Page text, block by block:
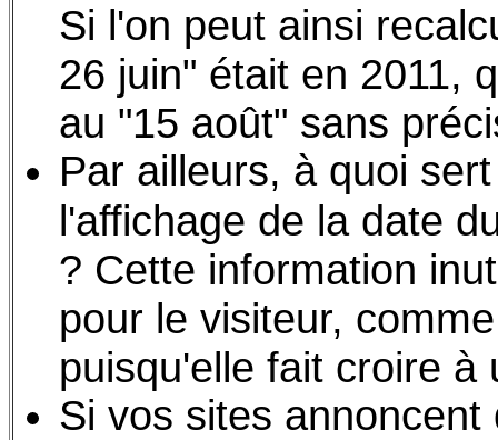
Si l'on peut ainsi
26 juin" était en 2011,
au "15 août" sans
Par ailleurs, à quoi
l'affichage de la date
? Cette information
pour le visiteur,
puisqu'elle fait croire à
Si vos sites